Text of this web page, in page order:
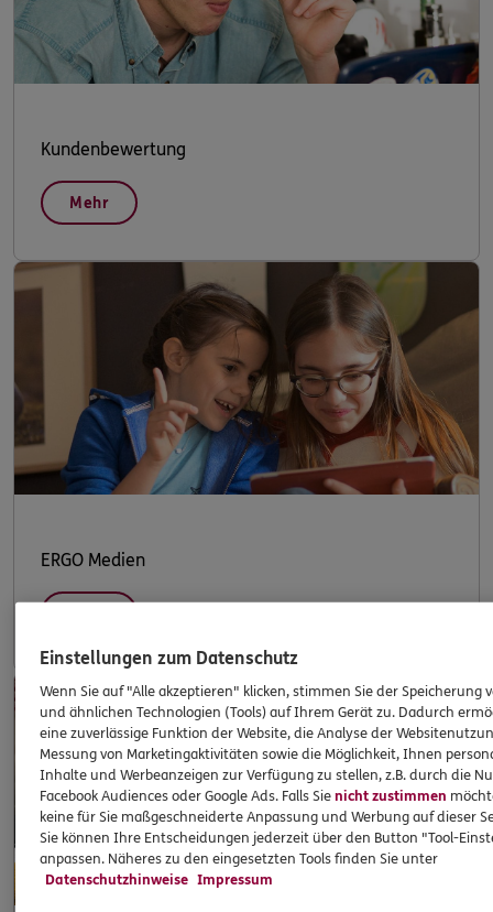
Kundenbewertung
Mehr
ERGO Medien
Einstellungen zum Datenschutz
Wenn Sie auf "Alle akzeptieren" klicken, stimmen Sie der Speicherung
und ähnlichen Technologien (Tools) auf Ihrem Gerät zu. Dadurch
eine zuverlässige Funktion der Website, die Analyse der
Messung von Marketingaktivitäten sowie die Möglichkeit, Ihnen
Inhalte und Werbeanzeigen zur Verfügung zu stellen, z.B. durch die
Facebook Audiences oder Google Ads. Falls Sienicht zustimmen
keine für Sie maßgeschneiderte Anpassung und Werbung auf dieser
Sie können Ihre Entscheidungen jederzeit über den Button "Tool-
anpassen. Näheres zu den eingesetzten Tools finden Sie unter
Datenschutzhinweise Impressum